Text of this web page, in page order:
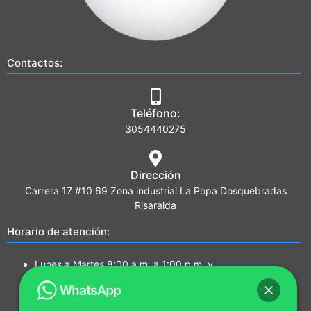
Contactos:
Teléfono:
3054440275
Dirección
Carrera 17 #10 69 Zona industrial La Popa Dosquebradas
Risaralda
Horario de atención:
Lunes a Martes 8:00 a.m. a 1:00 p.m. y
2:00 p.m. a 5:00 p.m.
Miércoles a Jueves 7:00a.m a 1:00 p.m. y